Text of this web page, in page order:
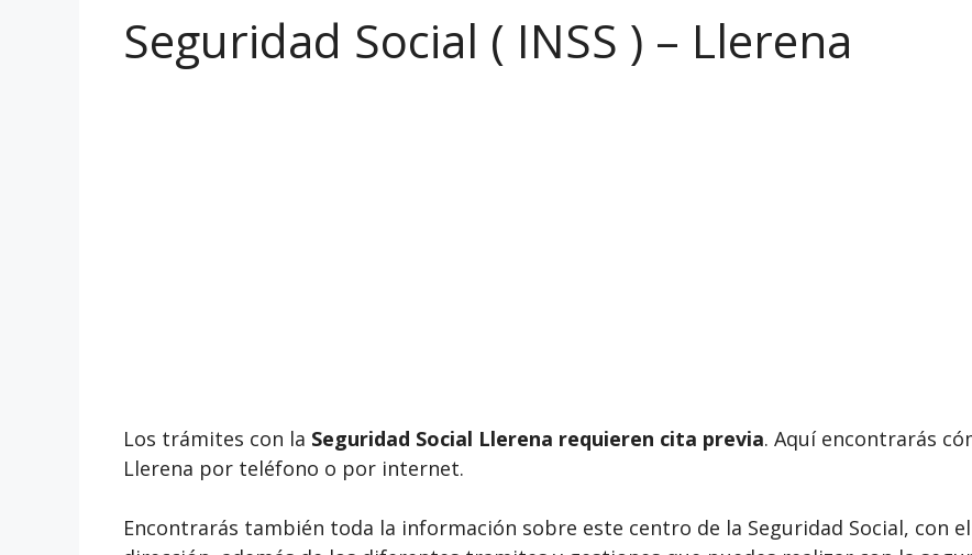
Seguridad Social ( INSS ) – Llerena
Los trámites con la Seguridad Social Llerena requieren cita previa. Aquí encontrarás
Llerena por teléfono o por internet.
Encontrarás también toda la información sobre este centro de la Seguridad Social, con